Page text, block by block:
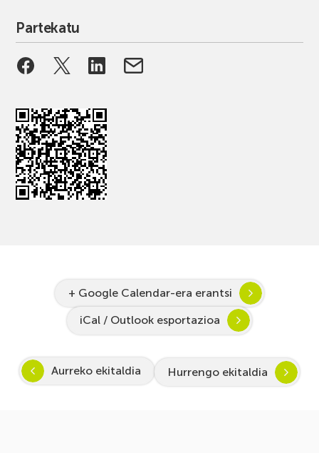
Partekatu
+ Google Calendar-era erantsi
iCal / Outlook esportazioa
Aurreko ekitaldia Hurrengo ekitaldia